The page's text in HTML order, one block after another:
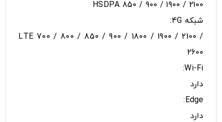
HSDPA 850 / 900 / 1900 / 2100
شبکه 4G:
LTE 700 / 800 / 850 / 900 / 1800 / 1900 / 2100 /
2600
Wi-Fi:
دارد
Edge:
دارد